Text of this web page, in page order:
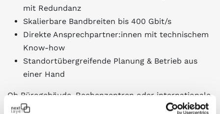
mit Redundanz
Skalierbare Bandbreiten bis 400 Gbit/s
Direkte Ansprechpartner:innen mit technischem
Know-how
Standortübergreifende Planung & Betrieb aus
einer Hand
Ob Bürogebäude, Rechenzentren oder internationale
Niederlassungen: Wir vernetzen Ihre Standorte